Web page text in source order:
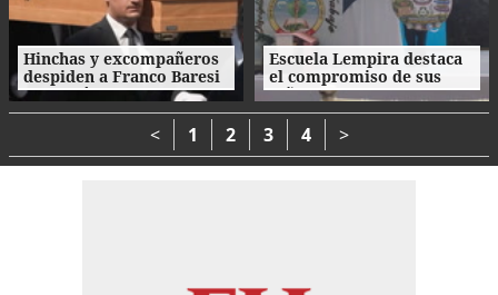
Hinchas y excompañeros
despiden a Franco Baresi
con un último 'Ciao
capitano'
Escuela Lempira destaca
el compromiso de sus
niños con el cuidado del
medio ambiente
< 1 2 3 4 >